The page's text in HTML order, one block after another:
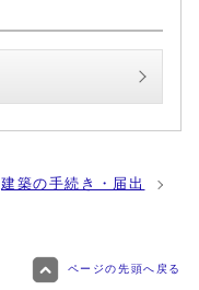
建築の手続き・届出
ページの先頭へ戻る